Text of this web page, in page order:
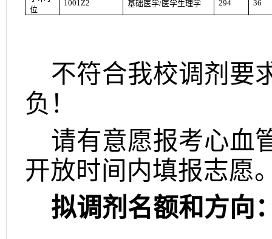
位
1001Z2 基础医学/医学生理学 294 36
不符合我校调剂要
负！
请有意愿报考心血
开放时间内填报志愿
拟调剂名额和方向